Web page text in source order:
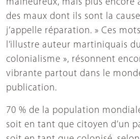
malheureux, mais plus encore
des maux dont ils sont la
j’appelle réparation. » Ces
l’illustre auteur martiniquais
colonialisme », résonnent
vibrante partout dans le
publication.
70 % de la population
soit en tant que citoyen d’un